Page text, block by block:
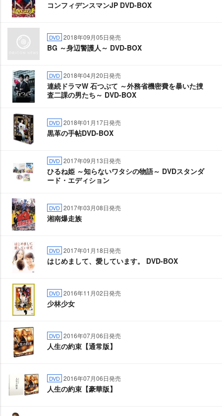
コンフィデンスマンJP DVD-BOX
DVD 2018年09月05日発売
BG ～身辺警護人～ DVD-BOX
DVD 2018年04月20日発売
連続ドラマW 石つぶて ～外務省機密費を暴いた捜
査二課の男たち～ DVD-BOX
DVD 2018年01月17日発売
黒革の手帖DVD-BOX
DVD 2017年09月13日発売
ひるね姫 ～知らないワタシの物語～ DVDスタンダ
ード・エディション
DVD 2017年03月08日発売
湘南爆走族
DVD 2017年01月18日発売
はじめまして、愛しています。 DVD-BOX
DVD 2016年11月02日発売
少林少女
DVD 2016年07月06日発売
人生の約束【通常版】
DVD 2016年07月06日発売
人生の約束【豪華版】